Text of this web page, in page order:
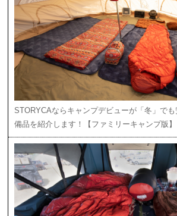
STORYCAならキャンプデビューが「冬」で
備品を紹介します！【ファミリーキャンプ版】